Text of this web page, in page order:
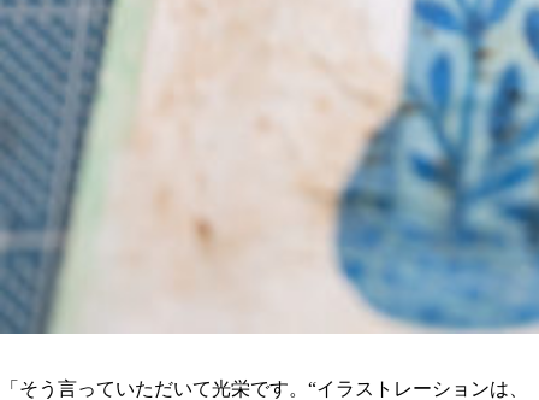
「そう言っていただいて光栄です。“イラストレーションは、